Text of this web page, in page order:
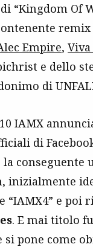
“Kingdom Of
Empire, Viva
e dello
di
IAMX
di
conseguente
inizialmente
“IAMX4” e poi
. E mai titolo
si pone come